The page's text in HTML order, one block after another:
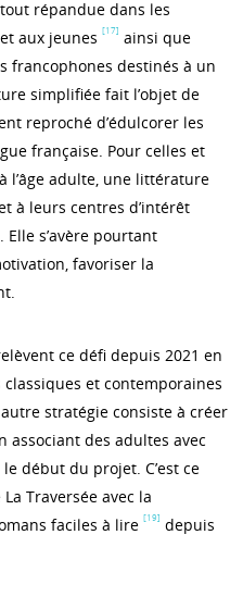
répandue dans les
aux jeunes [17] ainsi que
francophones destinés à un
simplifiée fait l’objet de
reproché d’édulcorer les
française. Pour celles et
l’âge adulte, une littérature
à leurs centres d’intérêt
s’avère pourtant
favoriser la
ce défi depuis 2021 en
et contemporaines
stratégie consiste à créer
associant des adultes avec
début du projet. C’est ce
Traversée avec la
faciles à lire [19] depuis